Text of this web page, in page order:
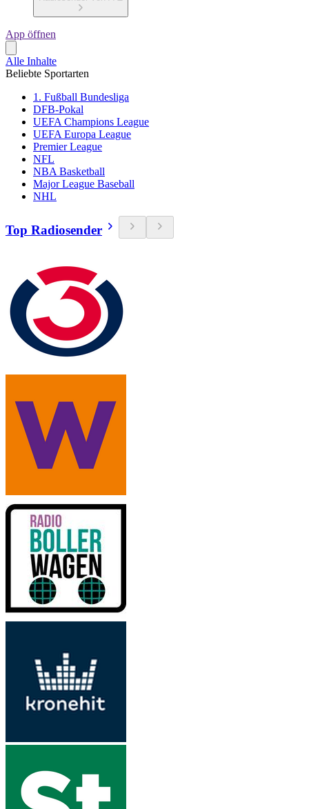
App öffnen
Alle Inhalte
Beliebte Sportarten
1. Fußball Bundesliga
DFB-Pokal
UEFA Champions League
UEFA Europa League
Premier League
NFL
NBA Basketball
Major League Baseball
NHL
Top Radiosender